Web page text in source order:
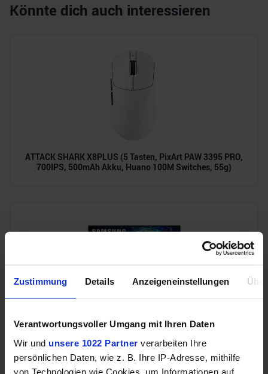
Zustimmung Details Anzeigeneinstellungen
Verantwortungsvoller Umgang mit Ihren Daten
Wir und unsere 1022 Partner verarbeiten Ihre
persönlichen Daten, wie z. B. Ihre IP-Adresse, mithilfe
von Technologien wie Cookies, um Informationen auf
Könnte dich auch interessieren
ATTACK SHARK X8PLUS (5 Tasten, PixArt PAW 3395 PRO,
700IPS, 500mAh Akku, Huano 100M Switches, 55g)
Samsung Odyssey OLED G6 (240Hz, WQHD, 27", QD-OLED,